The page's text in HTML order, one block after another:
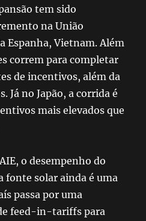
tem sido
na União
Espanha, Vietnam. Além
correm para completar
de incentivos, além da
Já no Japão, a corrida é
mais elevados que
o desempenho do
fonte solar ainda é uma
passa por uma
feed-in-tariffs para